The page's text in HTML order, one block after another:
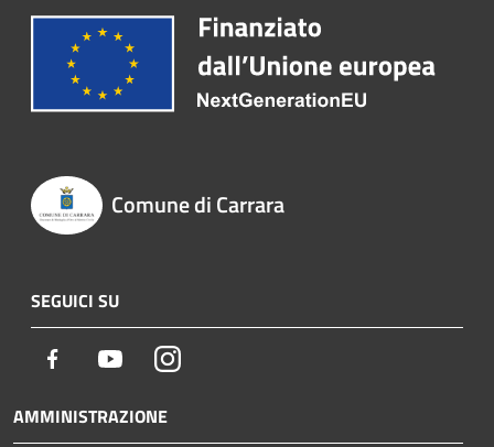
Comune di Carrara
SEGUICI SU
Facebook YoutubeInstagram
AMMINISTRAZIONE